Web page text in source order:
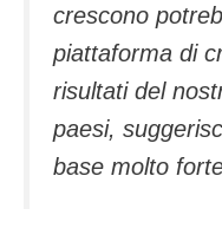
crescono
piattaforma di
risultati del
paesi,
base molto